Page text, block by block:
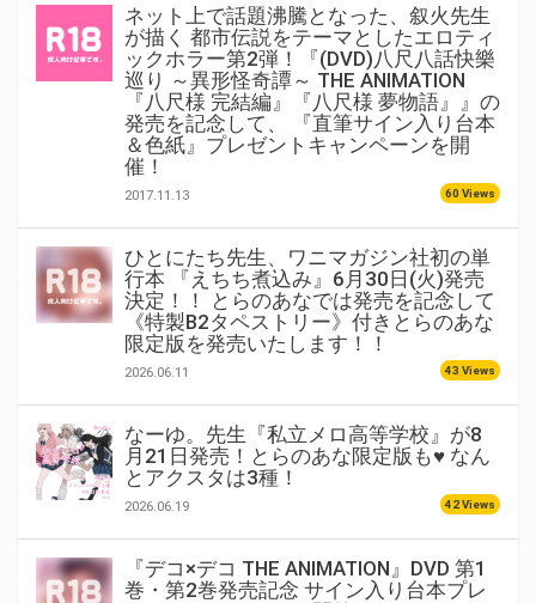
ネット上で話題沸騰となった、叙火先生
が描く 都市伝説をテーマとしたエロティ
ックホラー第2弾！『(DVD)八尺八話快樂
巡り ～異形怪奇譚～ THE ANIMATION
『八尺様 完結編』『八尺様 夢物語』』の
発売を記念して、 『直筆サイン入り台本
＆色紙』プレゼントキャンペーンを開
催！
2017.11.13 60 Views
ひとにたち先生、ワニマガジン社初の単
行本 『えちち煮込み』6月30日(火)発売
決定！！ とらのあなでは発売を記念して
《特製B2タペストリー》付きとらのあな
限定版を発売いたします！！
2026.06.11 43 Views
なーゆ。先生『私立メロ高等学校』が8
月21日発売！とらのあな限定版も♥ なん
とアクスタは3種！
2026.06.19 42 Views
『デコ×デコ THE ANIMATION』DVD 第1
巻・第2巻発売記念 サイン入り台本プレ